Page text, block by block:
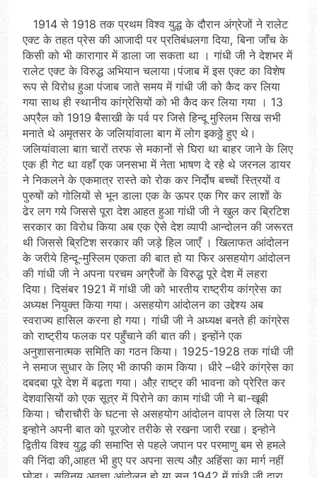
1914 से 1918 तक प्रथम विश्व युद्ध के दौरान अंग्रेजों ने रालेट
एक्ट के तहत प्रेस की आजादी पर प्रतिबंधलगा दिया, बिना जाँच के
किसी को भी कारागार में डाला जा सकता था । गांधी जी ने देशभर में
रालेट एक्ट के विरुद्ध अभियान चलाया।पंजाब में इस एक्ट का विशेष
रूप से विरोध हुआ पंजाब जाते समय में गांधी जी को कैद कर लिया
गया साथ ही स्थानीय कांग्रेसियों को भी कैद कर लिया गया । 13
अप्रैल को 1919 बैसाखी के पर्व पर जिसे हिन्दू मुस्लिम सिख सभी
मनाते थे अमृतसर के जलियांवाला बाग में लोग इकठ्ठे हुए थे।
जलियांवाला बाग़ चारों तरफ से मकानों से घिरा था बाहर जाने के लिए
एक ही गेट था वहाँ एक जनसभा में नेता भाषण दे रहे थे जरनल डायर
ने निकलने के एकमात्र रास्ते को रोक कर निर्दोष बच्चों स्त्रियों व
पुरुषों को गोलियों से भून डाला एक के ऊपर एक गिर कर लाशों के
ढेर लग गये जिससे पूरा देश आहत हुआ गांधी जी ने खुल कर ब्रिटिश
सरकार का विरोध किया अब एक ऐसे देश व्यापी आन्दोलन की जरूरत
थी जिससे ब्रिटिश सरकार की जड़े हिल जाएँ । खिलाफत आंदोलन
के जरीये हिन्दू-मुस्लिम एकता की बात हो या फिर असहयोग आंदोलन
की गांधी जी ने अपना परचम अग्रैजों के विरुद्ध पूरे देश में लहरा
दिया। दिसंबर 1921 में गांधी जी को भारतीय राष्ट्रीय कांग्रेस का
अध्यक्ष नियुक्त किया गया। असहयोग आंदोलन का उद्देश्य अब
स्वराज्य हासिल करना हो गया। गांधी जी ने अध्यक्ष बनते ही कांग्रेस
को राष्ट्रीय फलक पर पहुँचाने की बात की। इन्होंने एक
अनुशासनात्मक समिति का गठन किया। 1925-1928 तक गांधी जी
ने समाज सुधार के लिए भी काफी काम किया। धीरे –धीरे कांग्रेस का
दबदबा पूरे देश में बढ़ता गया। औऱ राष्ट्र की भावना को प्रेरित कर
देशवासियों को एक सूत्र में पिरोने का काम गांधी जी ने बा-खूबी
किया। चौराचौरी के घटना से असहयोग आंदोलन वापस ले लिया पर
इन्होने अपनी बात को पूरजोर तरीके से रखना जारी रखा। इन्होने
द्वितीय विश्व युद्ध की समाप्ति से पहले जपान पर परमाणु बम से हमले
की निंदा की,आहत भी हुए पर अपना सत्य औऱ अहिंसा का मार्ग नहीं